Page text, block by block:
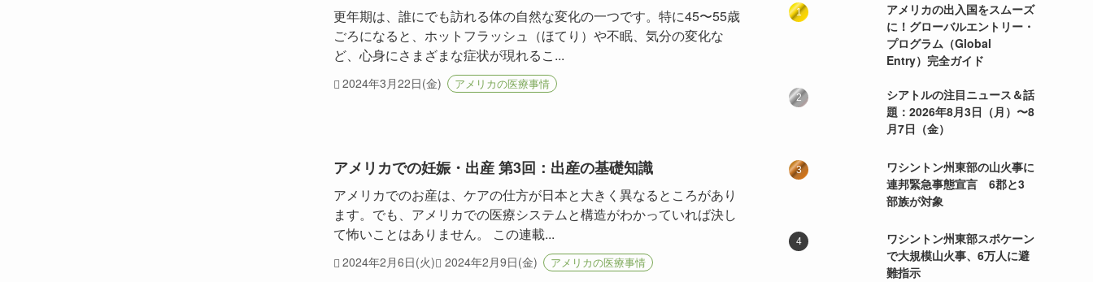
更年期は、誰にでも訪れる体の自然な変化の一つです。特に45〜55歳
ごろになると、ホットフラッシュ（ほてり）や不眠、気分の変化な
ど、心身にさまざまな症状が現れるこ...
2024年3月22日(金) アメリカの医療事情
アメリカでの妊娠・出産 第3回：出産の基礎知識
アメリカでのお産は、ケアの仕方が日本と大きく異なるところがあり
ます。でも、アメリカでの医療システムと構造がわかっていれば決し
て怖いことはありません。 この連載...
2024年2月6日(火) 2024年2月9日(金) アメリカの医療事情
アメリカの出入国をスムーズ
に！グローバルエントリー・
プログラム（Global
Entry）完全ガイド
シアトルの注目ニュース＆話
題：2026年8月3日（月）〜8
月7日（金）
ワシントン州東部の山火事に
連邦緊急事態宣言 6郡と3
部族が対象
ワシントン州東部スポケーン
で大規模山火事、6万人に避
難指示